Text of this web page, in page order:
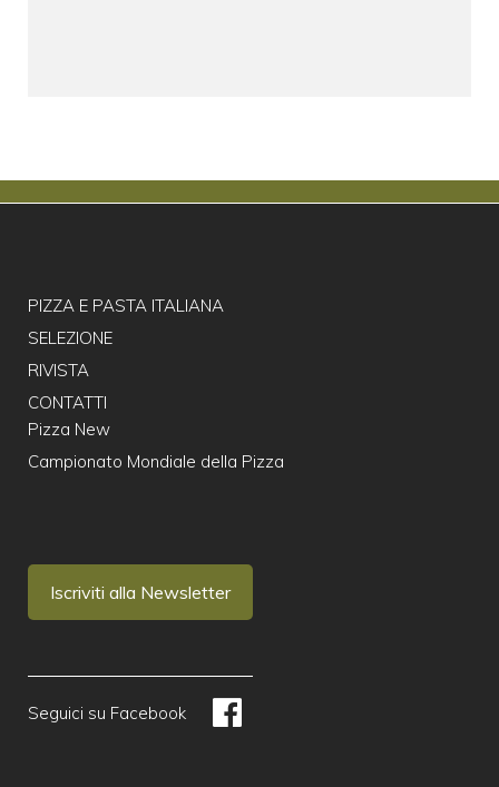
PIZZA E PASTA ITALIANA
SELEZIONE
RIVISTA
CONTATTI
Pizza New
Campionato Mondiale della Pizza
Iscriviti alla Newsletter
Seguici su Facebook